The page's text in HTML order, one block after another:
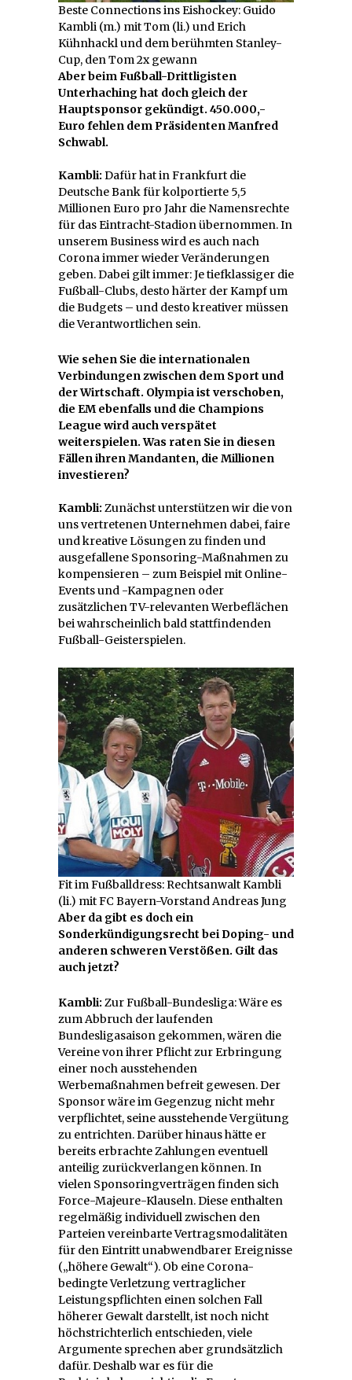
Beste Connections ins Eishockey: Guido
Kambli (m.) mit Tom (li.) und Erich
Kühnhackl und dem berühmten Stanley-
Cup, den Tom 2x gewann
Aber beim Fußball-Drittligisten
Unterhaching hat doch gleich der
Hauptsponsor gekündigt. 450.000,-
Euro fehlen dem Präsidenten Manfred
Schwabl.
Kambli: Dafür hat in Frankfurt die
Deutsche Bank für kolportierte 5,5
Millionen Euro pro Jahr die Namensrechte
für das Eintracht-Stadion übernommen. In
unserem Business wird es auch nach
Corona immer wieder Veränderungen
geben. Dabei gilt immer: Je tiefklassiger die
Fußball-Clubs, desto härter der Kampf um
die Budgets – und desto kreativer müssen
die Verantwortlichen sein.
Wie sehen Sie die internationalen
Verbindungen zwischen dem Sport und
der Wirtschaft. Olympia ist verschoben,
die EM ebenfalls und die Champions
League wird auch verspätet
weiterspielen. Was raten Sie in diesen
Fällen ihren Mandanten, die Millionen
investieren?
Kambli: Zunächst unterstützen wir die von
uns vertretenen Unternehmen dabei, faire
und kreative Lösungen zu finden und
ausgefallene Sponsoring-Maßnahmen zu
kompensieren – zum Beispiel mit Online-
Events und -Kampagnen oder
zusätzlichen TV-relevanten Werbeflächen
bei wahrscheinlich bald stattfindenden
Fußball-Geisterspielen.
Fit im Fußballdress: Rechtsanwalt Kambli
(li.) mit FC Bayern-Vorstand Andreas Jung
Aber da gibt es doch ein
Sonderkündigungsrecht bei Doping- und
anderen schweren Verstößen. Gilt das
auch jetzt?
Kambli: Zur Fußball-Bundesliga: Wäre es
zum Abbruch der laufenden
Bundesligasaison gekommen, wären die
Vereine von ihrer Pflicht zur Erbringung
einer noch ausstehenden
Werbemaßnahmen befreit gewesen. Der
Sponsor wäre im Gegenzug nicht mehr
verpflichtet, seine ausstehende Vergütung
zu entrichten. Darüber hinaus hätte er
bereits erbrachte Zahlungen eventuell
anteilig zurückverlangen können. In
vielen Sponsoringverträgen finden sich
Force-Majeure-Klauseln. Diese enthalten
regelmäßig individuell zwischen den
Parteien vereinbarte Vertragsmodalitäten
für den Eintritt unabwendbarer Ereignisse
(„höhere Gewalt“). Ob eine Corona-
bedingte Verletzung vertraglicher
Leistungspflichten einen solchen Fall
höherer Gewalt darstellt, ist noch nicht
höchstrichterlich entschieden, viele
Argumente sprechen aber grundsätzlich
dafür. Deshalb war es für die